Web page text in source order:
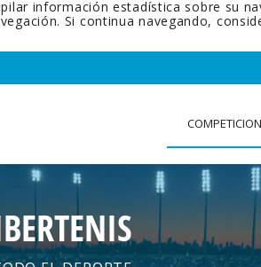
información estadística sobre su
Si continua navegando,